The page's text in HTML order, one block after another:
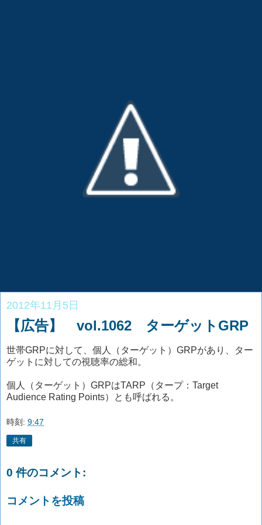
2012年11月5日
【広告】 vol.1062 ターゲットGRP
世帯GRPに対して、個人（ターゲット）GRPがあり、ター
ゲットに対しての視聴率の総和。
個人（ターゲット）GRPはTARP（タープ：Target
Audience Rating Points）とも呼ばれる。
時刻: 9:47
共有
0 件のコメント:
コメントを投稿